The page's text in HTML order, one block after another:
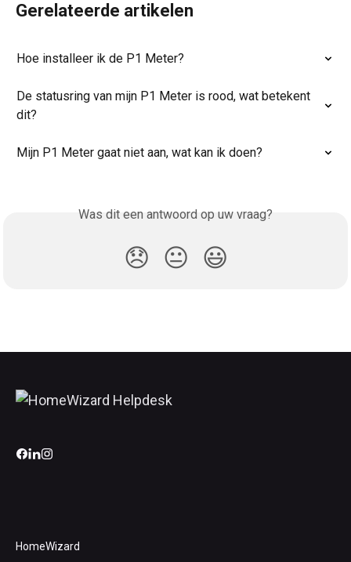
Gerelateerde artikelen
Hoe installeer ik de P1 Meter?
De statusring van mijn P1 Meter is rood, wat betekent
dit?
Mijn P1 Meter gaat niet aan, wat kan ik doen?
Was dit een antwoord op uw vraag?
😞 😐 😃
HomeWizard